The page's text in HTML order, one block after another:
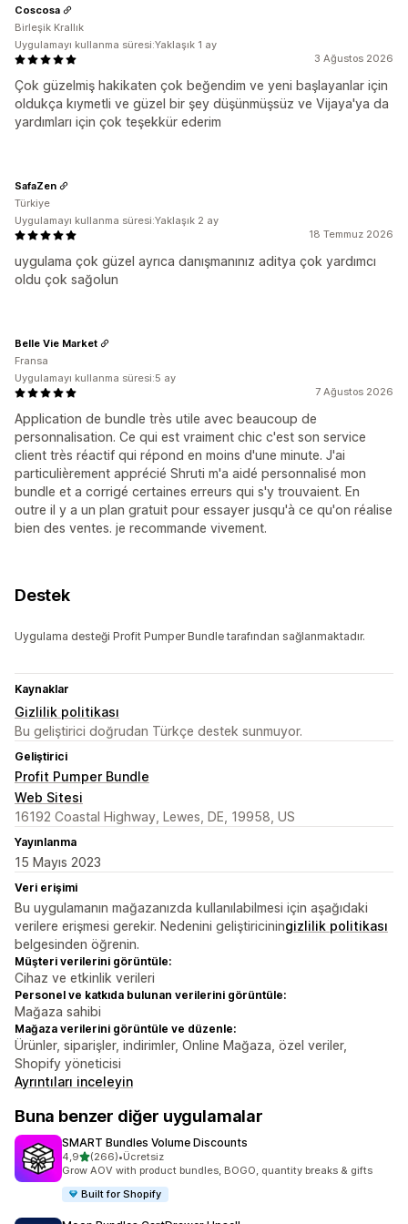
3 Ağustos 2026
Çok güzelmiş hakikaten çok beğendim ve yeni başlayanlar için
oldukça kıymetli ve güzel bir şey düşünmüşsüz ve Vijaya'ya da
yardımları için çok teşekkür ederim
Coscosa
Birleşik Krallık
Uygulamayı kullanma süresi:Yaklaşık 1 ay
18 Temmuz 2026
uygulama çok güzel ayrıca danışmanınız aditya çok yardımcı
oldu çok sağolun
SafaZen
Türkiye
Uygulamayı kullanma süresi:Yaklaşık 2 ay
7 Ağustos 2026
Application de bundle très utile avec beaucoup de
personnalisation. Ce qui est vraiment chic c'est son service
client très réactif qui répond en moins d'une minute. J'ai
particulièrement apprécié Shruti m'a aidé personnalisé mon
bundle et a corrigé certaines erreurs qui s'y trouvaient. En
outre il y a un plan gratuit pour essayer jusqu'à ce qu'on réalise
bien des ventes. je recommande vivement.
Belle Vie Market
Fransa
Uygulamayı kullanma süresi:5 ay
Destek
Uygulama desteği Profit Pumper Bundle tarafından sağlanmaktadır.
Kaynaklar
Gizlilik politikası
Bu geliştirici doğrudan Türkçe destek sunmuyor.
Geliştirici
Profit Pumper Bundle
Web Sitesi
16192 Coastal Highway, Lewes, DE, 19958, US
Yayınlanma
15 Mayıs 2023
Veri erişimi
Bu uygulamanın mağazanızda kullanılabilmesi için aşağıdaki
verilere erişmesi gerekir. Nedenini geliştiriciningizlilik politikası
belgesinden öğrenin.
Müşteri verilerini görüntüle:
Cihaz ve etkinlik verileri
Personel ve katkıda bulunan verilerini görüntüle:
Mağaza sahibi
Mağaza verilerini görüntüle ve düzenle:
Ürünler, siparişler, indirimler, Online Mağaza, özel veriler,
Shopify yöneticisi
Ayrıntıları inceleyin
Buna benzer diğer uygulamalar
SMART Bundles Volume Discounts
4,95 yıldız üzerinden
(266)
toplam 266 değerlendirme
•Ücretsiz
Grow AOV with product bundles, BOGO, quantity breaks & gifts
Built for Shopify